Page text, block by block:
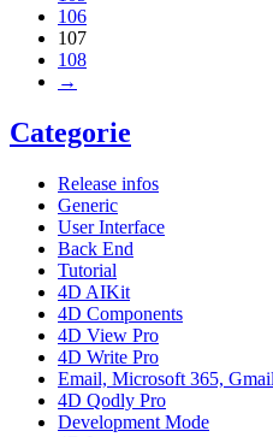
106
107
108
→
Categorie
Release infos
Generic
User Interface
Back End
Tutorial
4D AIKit
4D Components
4D View Pro
4D Write Pro
Email, Microsoft 365, Gmail
4D Qodly Pro
Development Mode